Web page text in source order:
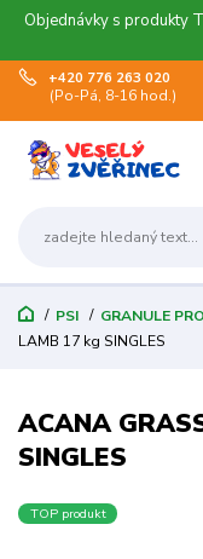
Objednávky s produkty
+420 776 263 020
(Po-Pá, 8-16 hod.)
PSI GRANULE
LAMB 17 kg SINGLES
ACANA
SINGLES
TOP produkt